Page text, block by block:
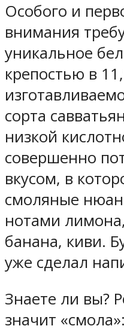
Особого и
внимания
уникальное
крепостью в
сорта
низкой
совершенно
вкусом, в
смоляные
нотами
банана, киви.
уже сделал
Знаете ли вы?
значит